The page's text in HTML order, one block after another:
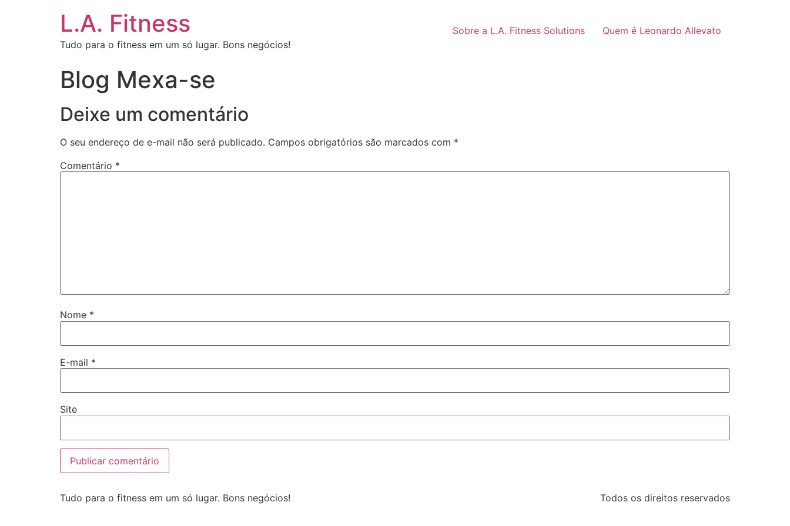
L.A. Fitness
Tudo para o fitness em um só lugar. Bons negócios!
Sobre a L.A. Fitness Solutions Quem é Leonardo Allevato
Blog Mexa-se
Deixe um comentário
O seu endereço de e-mail não será publicado. Campos obrigatórios são marcados com *
Comentário *
Nome *
E-mail *
Site
Tudo para o fitness em um só lugar. Bons negócios! Todos os direitos reservados